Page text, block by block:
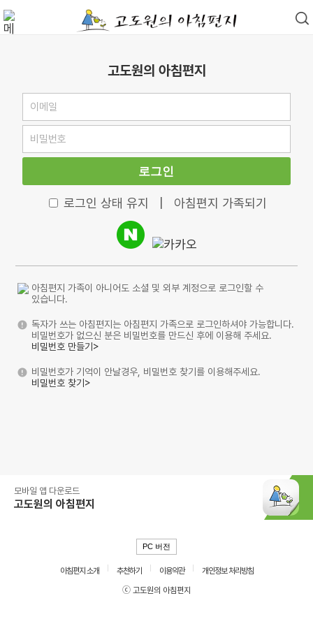
고도원의 아침편지
로그인
로그인 상태 유지 아침편지 가족되기
아침편지 가족이 아니어도 소셜 및 외부 계정으로 로그인할 수
있습니다.
독자가 쓰는 아침편지는 아침편지 가족으로 로그인하셔야 가능합니다.
비밀번호가 없으신 분은 비밀번호를 만드신 후에 이용해 주세요.
비밀번호 만들기>
비밀번호가 기억이 안날경우, 비밀번호 찾기를 이용해주세요.
비밀번호 찾기>
모바일 앱 다운로드
고도원의 아침편지
PC 버전
아침편지 소개 추천하기 이용약관
개인정보 처리방침
ⓒ 고도원의 아침편지